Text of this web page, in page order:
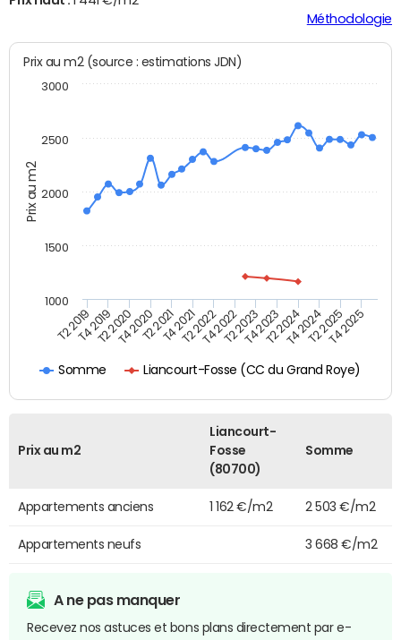
Méthodologie
Prix au m2
Prix au m2 (source : estimations JDN)
Somme Liancourt-Fosse (CC du Grand Roye)
T2 2019T4 2019T2 2020T4 2020T2 2021T4 2021T2 2022T4 2022T2 2023T4 2023T2 2024T4 2024T2 2025T4 2025
1000
1500
2000
2500
3000
Prix au m2
Liancourt-
Fosse
(80700)
Somme
Appartements anciens 1 162 €/m2 2 503 €/m2
Appartements neufs 3 668 €/m2
A ne pas manquer
Recevez nos astuces et bons plans directement par e-